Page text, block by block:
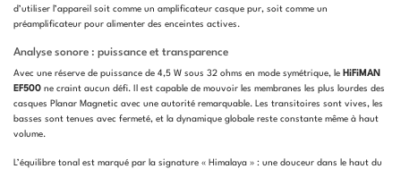
d’utiliser l’appareil soit comme un amplificateur casque pur, soit comme un
préamplificateur pour alimenter des enceintes actives.
Analyse sonore : puissance et transparence
Avec une réserve de puissance de 4,5 W sous 32 ohms en mode symétrique, le HiFiMAN
EF500 ne craint aucun défi. Il est capable de mouvoir les membranes les plus lourdes des
casques Planar Magnetic avec une autorité remarquable. Les transitoires sont vives, les
basses sont tenues avec fermeté, et la dynamique globale reste constante même à haut
volume.
L’équilibre tonal est marqué par la signature « Himalaya » : une douceur dans le haut du